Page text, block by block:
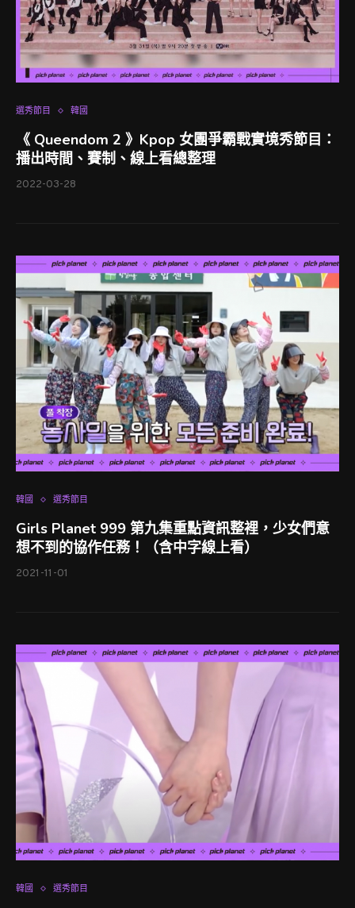
選秀節目 韓國
《 Queendom 2 》Kpop 女團爭霸戰實境秀節目：
播出時間、賽制、線上看總整理
2022-03-28
韓國 選秀節目
Girls Planet 999 第九集重點資訊整裡，少女們意
想不到的協作任務！（含中字線上看）
2021-11-01
韓國 選秀節目